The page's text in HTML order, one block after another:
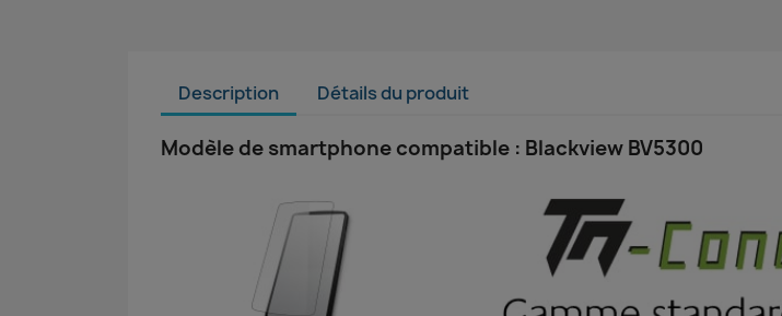
Description Détails du produit
Modèle de smartphone compatible : Blackview BV5300